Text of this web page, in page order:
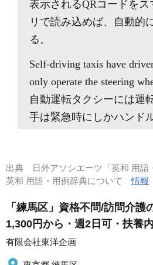
表示されるQRコードを
リで読み込めば、自動的
る。
Self-driving taxis have
only operate the steering
自動運転タクシーには運
手は緊急時にしかハンド
出典
日外アソシエーツ「英和 用語
英和 用語・用例辞典について情報
「練馬区」資格不問/訪問介護
1,300円から・週2日可・扶養
有限会社東洋企画